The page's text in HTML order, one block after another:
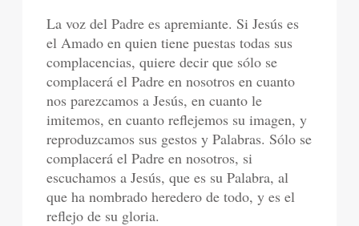
La voz del Padre es apremiante. Si Jesús es
el Amado en quien tiene puestas todas sus
complacencias, quiere decir que sólo se
complacerá el Padre en nosotros en cuanto
nos parezcamos a Jesús, en cuanto le
imitemos, en cuanto reflejemos su imagen, y
reproduzcamos sus gestos y Palabras. Sólo se
complacerá el Padre en nosotros, si
escuchamos a Jesús, que es su Palabra, al
que ha nombrado heredero de todo, y es el
reflejo de su gloria.